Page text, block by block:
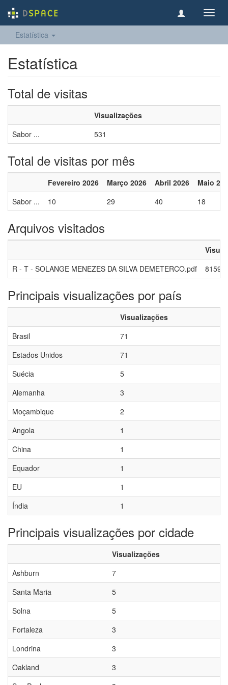
Estatística
Estatística
Total de visitas
Visualizações
Sabor ...
531
Total de visitas por mês
Fevereiro 2026 Março 2026 Abril 2026
Maio
Sabor ...
10 29 40 18
Arquivos visitados
R - T - SOLANGE MENEZES DA SILVA DEMETERCO.pdf
8159
Principais visualizações por país
Visualizações
Brasil
71
Estados Unidos
71
Suécia
5
Alemanha
3
Moçambique
2
Angola
1
China
1
Equador
1
EU
1
Índia
1
Principais visualizações por cidade
Visualizações
Ashburn
7
Santa Maria
5
Solna
5
Fortaleza
3
Londrina
3
Oakland
3